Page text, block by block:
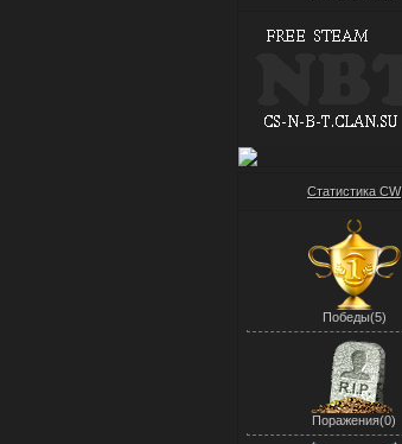
Статистика CW
Победы(5)
Поражения(0)